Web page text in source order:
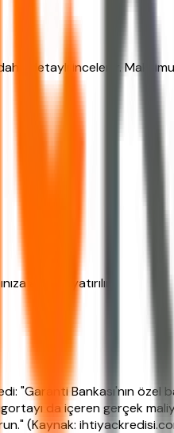
detaylı incelenir.
anında yatırılır.
"Garanti Bankası'nın özel
da içeren gerçek
(Kaynak: